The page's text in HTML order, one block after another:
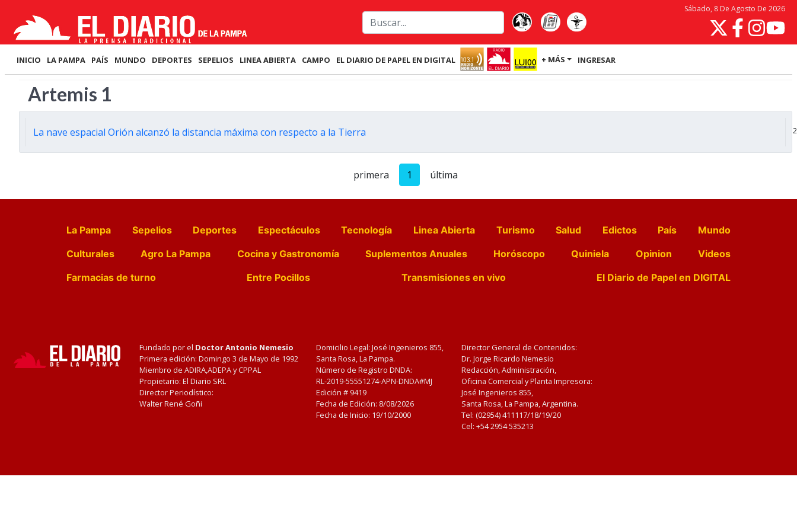
Sábado, 8 De Agosto De 2026
INICIO LA PAMPA PAÍS MUNDO DEPORTES SEPELIOS LINEA ABIERTA CAMPO EL DIARIO DE PAPEL EN DIGITAL + MÁS INGRESAR
Artemis 1
La nave espacial Orión alcanzó la distancia máxima con respecto a la Tierra
primera 1 última
La Pampa Sepelios Deportes Espectáculos Tecnología Linea Abierta Turismo Salud Edictos País
Mundo
Culturales
Agro La Pampa Cocina y Gastronomía Suplementos Anuales Horóscopo Quiniela Opinion
Videos
Farmacias de turno
Entre Pocillos Transmisiones en vivo El Diario de Papel en DIGITAL
Fundado por el Doctor Antonio Nemesio
Primera edición: Domingo 3 de Mayo de 1992
Miembro de ADIRA,ADEPA y CPPAL
Propietario: El Diario SRL
Director Periodístico:
Walter René Goñi
Domicilio Legal: José Ingenieros 855,
Santa Rosa, La Pampa.
Número de Registro DNDA:
RL-2019-55551274-APN-DNDA#MJ
Edición # 9419
Fecha de Edición: 8/08/2026
Fecha de Inicio: 19/10/2000
Director General de Contenidos:
Dr. Jorge Ricardo Nemesio
Redacción, Administración,
Oficina Comercial y Planta Impresora:
José Ingenieros 855,
Santa Rosa, La Pampa, Argentina.
Tel: (02954) 411117/18/19/20
Cel: +54 2954 535213